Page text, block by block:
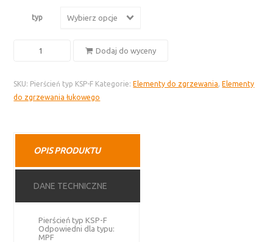
typ Wybierz opcje
KSP-
F
Dodaj do wyceny
SKU: Pierścień typ KSP-F Kategorie:Elementy do zgrzewania,Elementy
do zgrzewania łukowego
OPIS PRODUKTU
DANE TECHNICZNE
Pierścień typ KSP-F
Odpowiedni dla typu:
MPF